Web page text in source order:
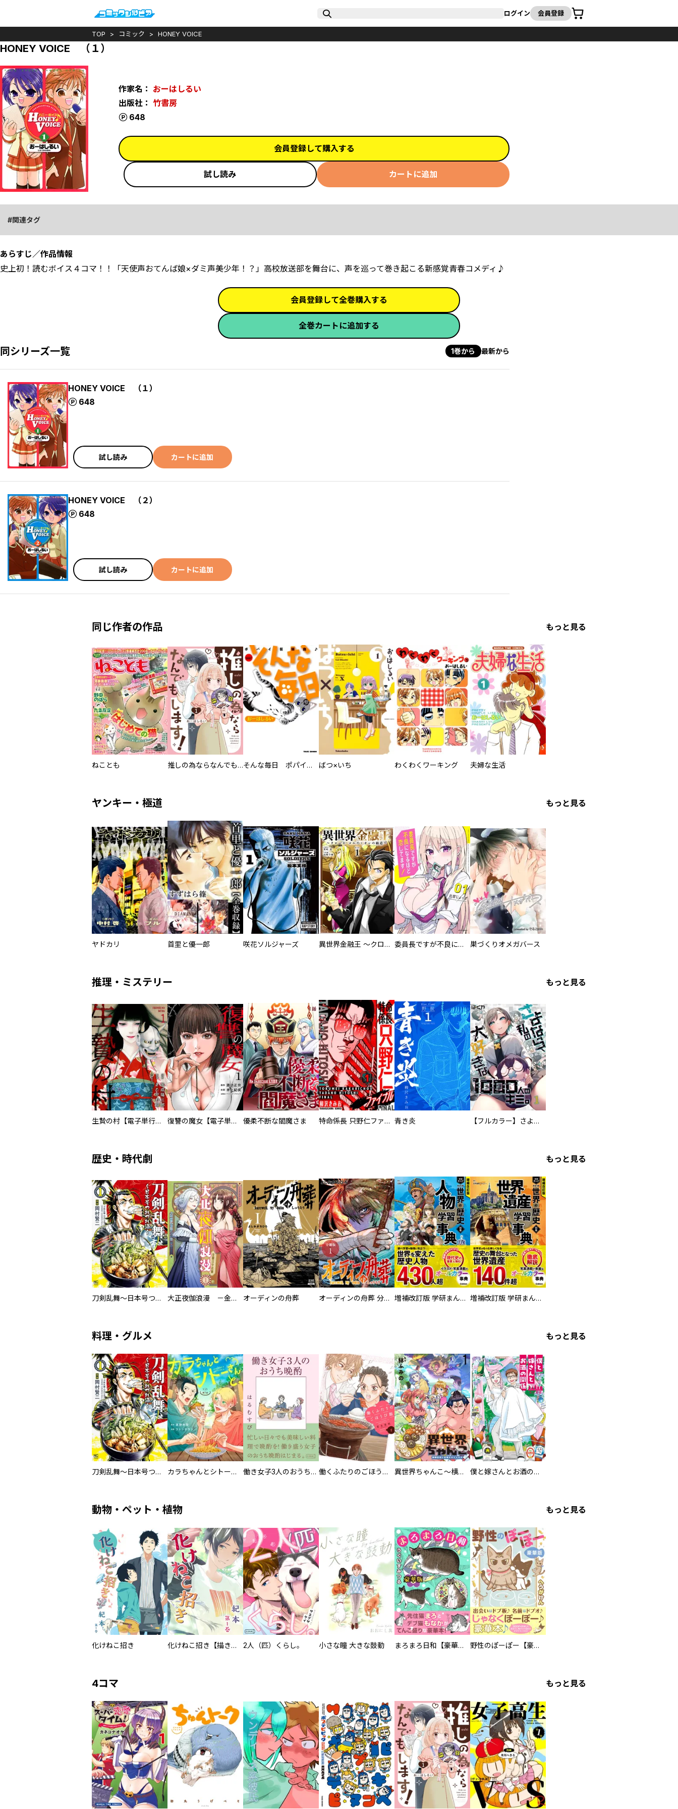
ログイン 会員登録
カート
TOP コミック HONEY VOICE
HONEY VOICE （１）
作家名： おーはしるい
出版社： 竹書房
648
会員登録して購入する
試し読み カートに追加
関連タグ
あらすじ／作品情報
史上初！読むボイス４コマ！！「天使声おてんば娘×ダミ声美少年！？」高校放送部を舞台に、声を巡って巻き起こる新感覚青春コメディ♪
会員登録して全巻購入する
全巻カートに追加する
同シリーズ一覧 1巻から 最新から
HONEY VOICE （１）
648
ポイント
試し読み カートに追加
HONEY VOICE （２）
648
ポイント
試し読み カートに追加
同じ作者の作品 もっと見る
ねことも 推しの為ならなんでもします！ そんな毎日 ポパイ狂騒曲 ばつ×いち わくわくワーキング 夫婦な生活
ヤンキー・極道 もっと見る
ヤドカリ 首里と優一郎 咲花ソルジャーズ 異世界金融王 ～クローネ・ゴルディオンの覇道～ 委員長ですが不良になるほど恋してます！ 巣づくりオメガバース
推理・ミステリー もっと見る
生贄の村【電子単行本版】 復讐の魔女【電子単行本版】 優柔不断な閻魔さま 特命係長 只野仁ファイナル 愛蔵版 青き炎 【フルカラー】さよなら、私の大好きな１０００人のキミ。
歴史・時代劇 もっと見る
刀剣乱舞～日本号つれづれ酒～ 大正夜伽浪漫 －金曜日の花嫁— オーディンの舟葬 オーディンの舟葬 分冊版 増補改訂版 学研まんが NEW世界の歴史 別巻 人物学習事典 増補改訂版 学研まんが NEW世界の歴史 別巻 世界遺産学習事典
料理・グルメ もっと見る
刀剣乱舞～日本号つれづれ酒～ カラちゃんとシトーさんと、 【分冊版】 働き女子3人のおうち晩酌 働くふたりのごほうび飯 異世界ちゃんこ～横綱目前に召喚されたんだが～ 【連載版】 僕と嫁さんとお酒の関係
動物・ペット・植物 もっと見る
化けねこ招き 化けねこ招き【描きおろし付合冊版】 2人（匹）くらし。 小さな瞳 大きな鼓動 まろまろ日和【豪華版】 野性のぽーぽー【豪華版】
4コマ もっと見る